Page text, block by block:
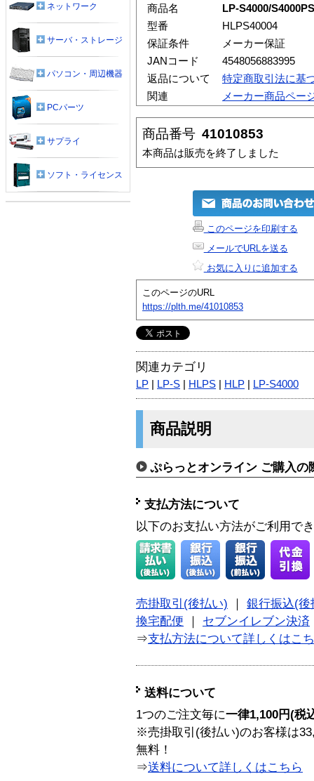
商品名
LP-S4000/
型番
HLPS40004
保証条件
メーカー保証
JANコード
4548056883995
返品について
特定商取引法に基
関連
メーカー商品ペー
商品番号 41010853
本商品は販売を終了しました
このページを印刷する
メールでURLを送る
お気に入りに追加する
このページのURL
https://plth.me/41010853
関連カテゴリ
LP LP-S HLPS HLP LP-S4000
商品説明
ぷらっとオンライン ご購入の
支払方法について
以下のお支払い方法がご利用で
売掛取引(後払い)
銀行振込(後
換宅配便
セブンイレブン決済
⇒支払方法について詳しくはこ
送料について
1つのご注文毎に一律1,100円(税
※売掛取引(後払い)のお客様は
無料！
⇒送料について詳しくはこちら
ネットワーク
サーバ・ストレージ
パソコン・周辺機器
PCパーツ
サプライ
ソフト・ライセンス